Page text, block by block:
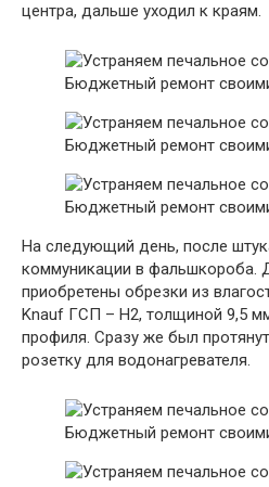
центра, дальше уходил к краям.
На следующий день, после
коммуникации в фальшкороба.
приобретены обрезки из
Knauf ГСП – Н2, толщиной 9,5
профиля. Сразу же был
розетку для водонагревателя.